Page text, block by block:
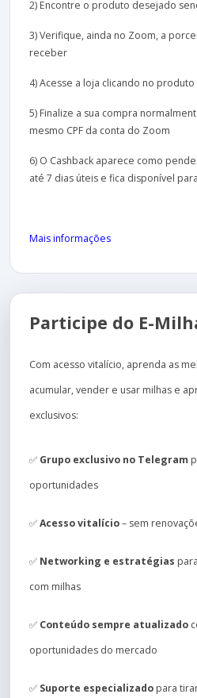
2) Encontre o produto desejado
3) Verifique, ainda no Zoom, a
receber
4) Acesse a loja clicando no
5) Finalize a sua compra
mesmo CPF da conta do Zoom
6) O Cashback aparece como
até 7 dias úteis e fica disponível
Mais informações
Participe do E-
Com acesso vitalício, aprenda as
acumular, vender e usar milhas e
exclusivos:
✅ Grupo exclusivo no Telegram
oportunidades
✅Acesso vitalício– sem
✅ Networking e estratégias
com milhas
✅ Conteúdo sempre atualizado
oportunidades do mercado
✅ Suporte especializado para